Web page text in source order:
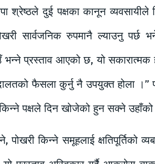
श्रेष्ठले दुई पक्षका कानून व्यवसायीले
सार्वजनिक रुपमानै ल्याउनु
भन्ने प्रस्ताव आएको छ, यो
फैसला कुर्नु नै उपयुक्त होला ।”
किन्ने पक्षले दिन खोजेको हुन सक्ने
किन्ने समूहलाई क्षतिपूर्तिको